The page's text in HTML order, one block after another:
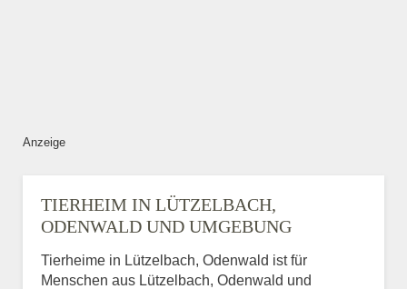
Anzeige
TIERHEIM IN LÜTZELBACH,
ODENWALD UND UMGEBUNG
Tierheime in Lützelbach, Odenwald ist für
Menschen aus Lützelbach, Odenwald und